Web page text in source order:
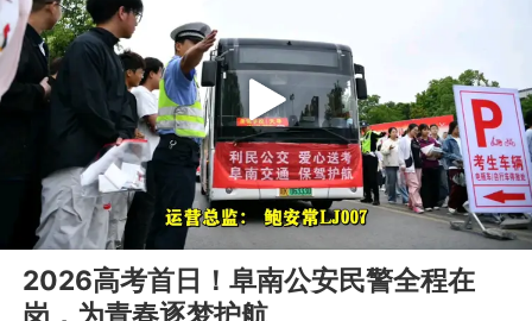
00:00 03:03
Play
2026高考首日！阜南公安民警全程在